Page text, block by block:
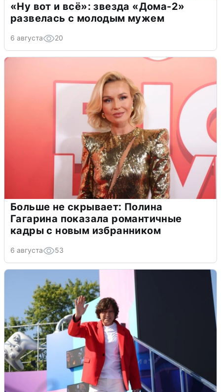
«Ну вот и всё»: звезда «Дома-2»
развелась с молодым мужем
6 августа 20
Больше не скрывает: Полина
Гагарина показала романтичные
кадры с новым избранником
6 августа 53